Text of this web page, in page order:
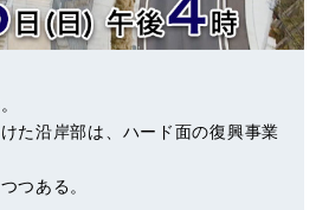
た沿岸部は、ハード面の復興事業
つある。